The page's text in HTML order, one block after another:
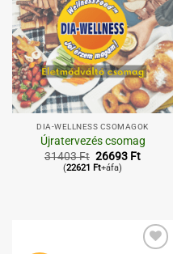
DIA-WELLNESS CSOMAGOK
Újratervezés csomag
31403Ft Original
price
26693 FtCurrent
(22621 Ft+áfa)